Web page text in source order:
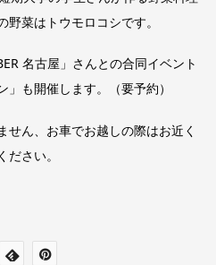
菜はトウモロコシです。
名古屋」さんとの合同イベント
」も開催します。（要予約）
せん、お車でお越しの際はお近く
さい。